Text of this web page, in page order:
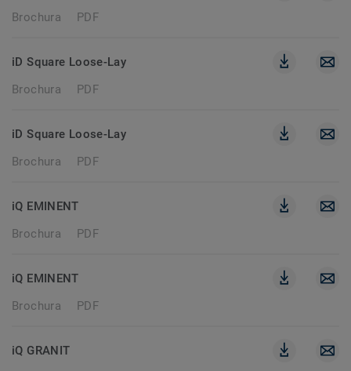
Brochura
PDF
iD Square Loose-Lay
Brochura
PDF
iD Square Loose-Lay
Brochura
PDF
iQ EMINENT
Brochura
PDF
iQ EMINENT
Brochura
PDF
iQ GRANIT